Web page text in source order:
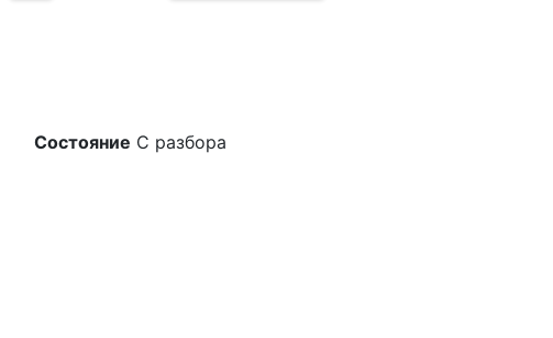
Состояние C разбора